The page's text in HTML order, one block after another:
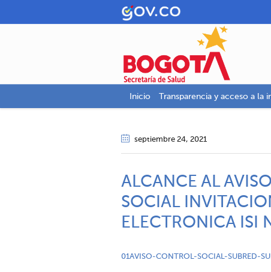
Inicio Transparencia y acceso a la
septiembre 24, 2021
ALCANCE AL
SOCIAL
ELECTRONICA ISI
01AVISO-CONTROL-SOCIAL-SUBRED-